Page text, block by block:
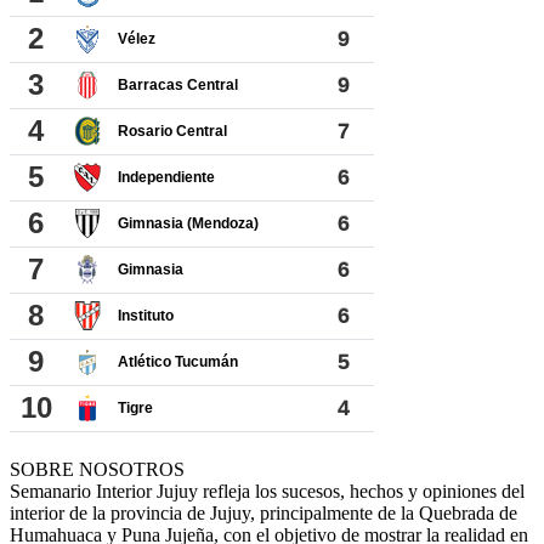
SOBRE NOSOTROS
Semanario Interior Jujuy refleja los sucesos, hechos y opiniones del
interior de la provincia de Jujuy, principalmente de la Quebrada de
Humahuaca y Puna Jujeña, con el objetivo de mostrar la realidad en